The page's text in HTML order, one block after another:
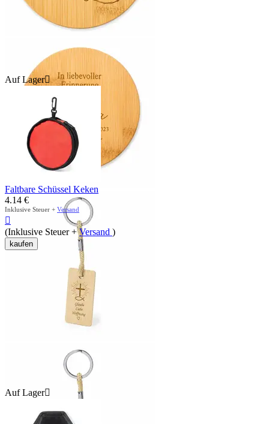
Auf Lager
Faltbare Schüssel Keken
4.14 €
Inklusive Steuer + Versand

(Inklusive Steuer +Versand )
kaufen
Auf Lager